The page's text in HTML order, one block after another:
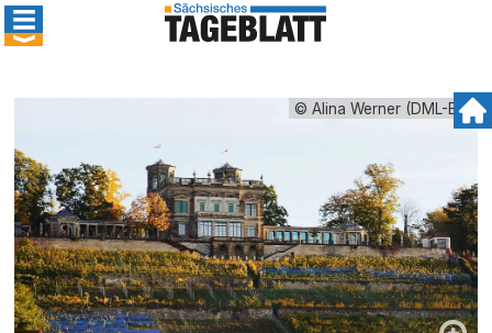
© Alina Werner (DML-BY)